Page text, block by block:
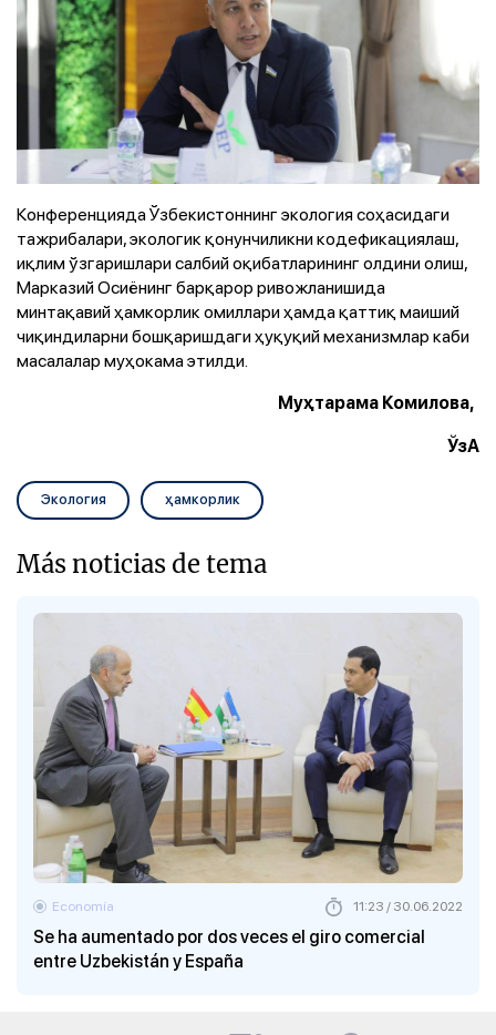
Конференцияда Ўзбекистоннинг экология соҳасидаги
тажрибалари, экологик қонунчиликни кодефикациялаш,
иқлим ўзгаришлари салбий оқибатларининг олдини олиш,
Марказий Осиёнинг барқарор ривожланишида
минтақавий ҳамкорлик омиллари ҳамда қаттиқ маиший
чиқиндиларни бошқаришдаги ҳуқуқий механизмлар каби
масалалар муҳокама этилди.
Муҳтарама Комилова,
ЎзА
Экология ҳамкорлик
Más noticias de tema
Se ha aumentado por dos veces el giro comercial
entre Uzbekistán y España
Economía 11:23 / 30.06.2022